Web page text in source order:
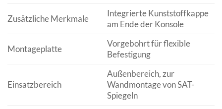
Zusätzliche Merkmale
Integrierte Kunststoffkappe
am Ende der Konsole
Montageplatte
Vorgebohrt für flexible
Befestigung
Einsatzbereich
Außenbereich, zur
Wandmontage von SAT-
Spiegeln